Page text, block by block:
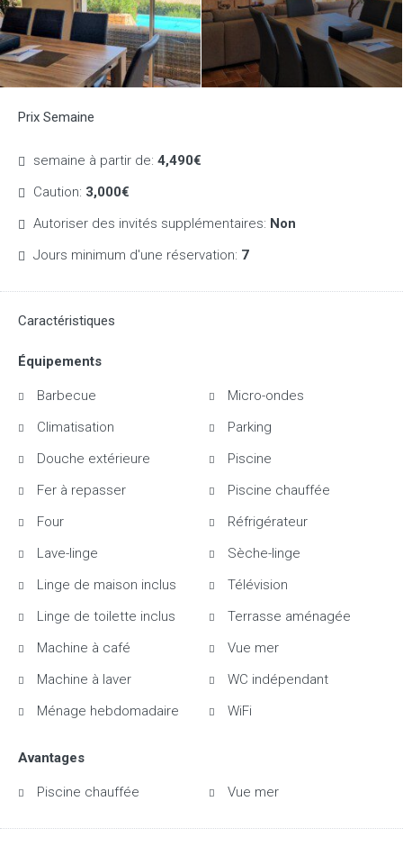
Prix Semaine
semaine à partir de: 4,490€
Caution: 3,000€
Autoriser des invités supplémentaires: Non
Jours minimum d'une réservation: 7
Caractéristiques
Équipements
Barbecue
Climatisation
Douche extérieure
Fer à repasser
Four
Lave-linge
Linge de maison inclus
Linge de toilette inclus
Machine à café
Machine à laver
Ménage hebdomadaire
Micro-ondes
Parking
Piscine
Piscine chauffée
Réfrigérateur
Sèche-linge
Télévision
Terrasse aménagée
Vue mer
WC indépendant
WiFi
Avantages
Piscine chauffée Vue mer